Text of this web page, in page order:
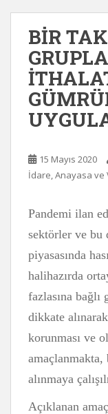
BİR
15 Mayıs 2020
İdare, Anayasa ve
Pandemi ilan
sektörler ve bu
piyasasında
halihazırda
fazlasına bağlı
dikkate
korunması ve
alınmaya
Açıklanan